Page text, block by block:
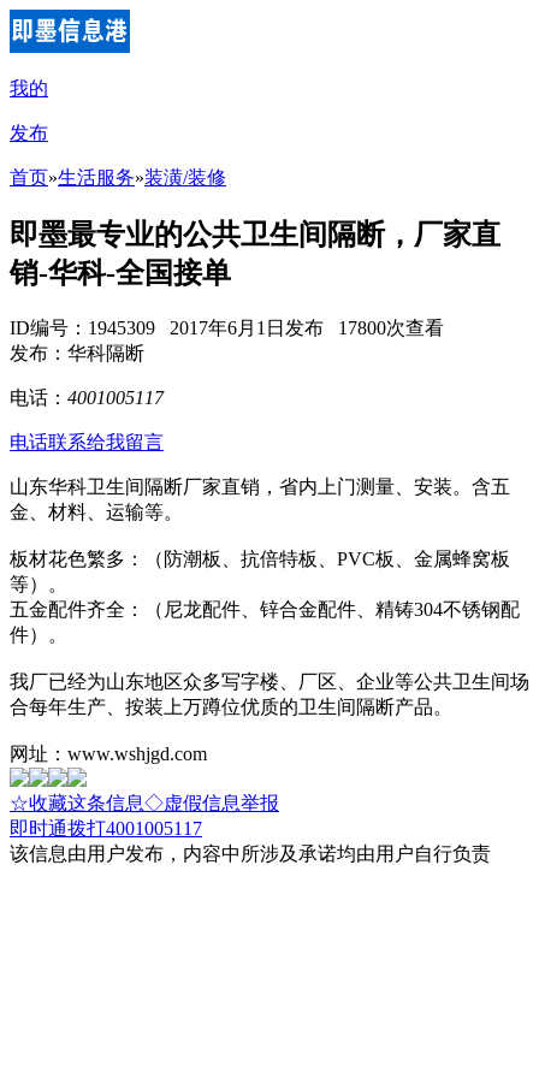
我的
发布
首页»生活服务»装潢/装修
即墨最专业的公共卫生间隔断，厂家直
销-华科-全国接单
ID编号：1945309 2017年6月1日发布 17800次查看
发布：华科隔断
电话： 4001005117
电话联系给我留言
山东华科卫生间隔断厂家直销，省内上门测量、安装。含五
金、材料、运输等。
板材花色繁多：（防潮板、抗倍特板、PVC板、金属蜂窝板
等）。
五金配件齐全：（尼龙配件、锌合金配件、精铸304不锈钢配
件）。
我厂已经为山东地区众多写字楼、厂区、企业等公共卫生间场
合每年生产、按装上万蹲位优质的卫生间隔断产品。
网址：www.wshjgd.com
☆收藏这条信息◇虚假信息举报
即时通拨打4001005117
该信息由用户发布，内容中所涉及承诺均由用户自行负责